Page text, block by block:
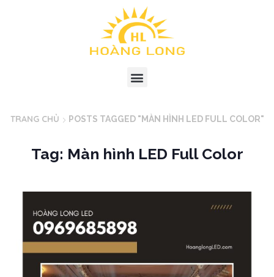
TRANG CHỦ POSTS TAGGED "MÀN HÌNH LED FULL COLOR"
Tag: Màn hình LED Full Color